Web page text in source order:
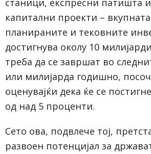
станици, експресни патишта
капитални проекти –
планираните и тековните
достигнува околу 10
треба да се завршат во
или милијарда годишно,
оценувајќи дека ќе се
од над 5 проценти.
Сето ова, подвлече тој,
развоен потенцијал за